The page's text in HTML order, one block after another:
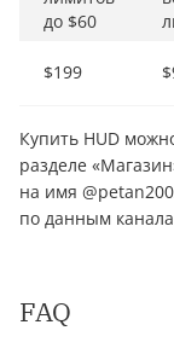
до $60
$199
Купить HUD
разделе
на имя
по данным
FAQ